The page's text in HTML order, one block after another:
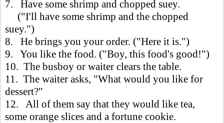
7. Have some shrimp and chopped suey.
("I'll have some shrimp and the chopped
suey.")
8. He brings you your order. ("Here it is.")
9. You like the food. ("Boy, this food's good!")
10. The busboy or waiter clears the table.
11. The waiter asks, "What would you like for
dessert?"
12. All of them say that they would like tea,
some orange slices and a fortune cookie.